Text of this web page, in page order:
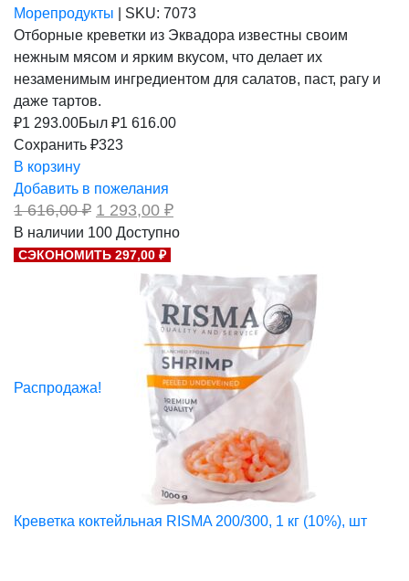
Морепродукты
SKU: 7073
Отборные креветки из Эквадора известны своим
нежным мясом и ярким вкусом, что делает их
незаменимым ингредиентом для салатов, паст, рагу и
даже тартов.
₽1 293.00Был ₽1 616.00
Сохранить ₽323
В корзину
Добавить в пожелания
1 616,00₽ Первоначальная
цена
составляла
1
616,00 ₽.
1 293,00 ₽Текущая
1
В наличии 100 Доступно
СЭКОНОМИТЬ 297,00 ₽
Распродажа!
Креветка коктейльная RISMA 200/300, 1 кг (10%), шт